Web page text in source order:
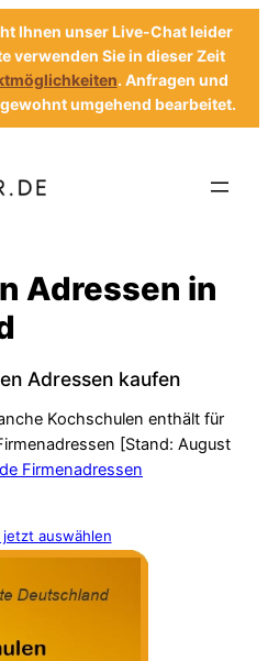
Ihnen unser Live-Chat leider
verwenden Sie in dieser Zeit
. Anfragen und
umgehend bearbeitet.
Adressen in
Adressen kaufen
Kochschulen enthält für
[Stand: August
Firmenadressen
auswählen